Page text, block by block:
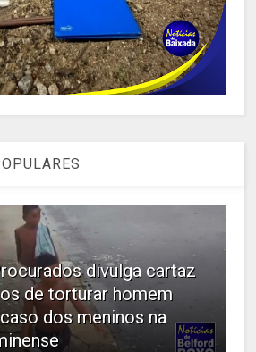
divulga cartaz
de torturar homem
dos meninos na